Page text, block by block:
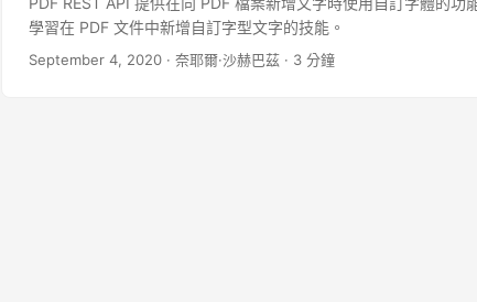
學習在 PDF 文件中新增自訂字型文字的技能。
September 4, 2020 · 奈耶爾·沙赫巴茲 · 3 分鐘